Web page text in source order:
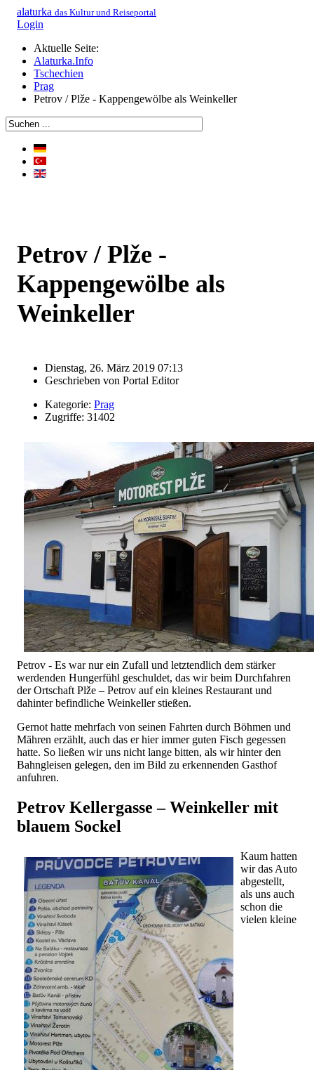
alaturka das Kultur und Reiseportal
Login
Aktuelle Seite:
Alaturka.Info
Tschechien
Prag
Petrov / Plže - Kappengewölbe als Weinkeller
Petrov / Plže -
Kappengewölbe als
Weinkeller
Dienstag, 26. März 2019 07:13
Geschrieben von Portal Editor
Kategorie: Prag
Zugriffe: 31402
Petrov - Es war nur ein Zufall und letztendlich dem stärker
werdenden Hungerfühl geschuldet, das wir beim Durchfahren
der Ortschaft Plže – Petrov auf ein kleines Restaurant und
dahinter befindliche Weinkeller stießen.
Gernot hatte mehrfach von seinen Fahrten durch Böhmen und
Mähren erzählt, auch das er hier immer guten Fisch gegessen
hatte. So ließen wir uns nicht lange bitten, als wir hinter den
Bahngleisen gelegen, den im Bild zu erkennenden Gasthof
anfuhren.
Petrov Kellergasse – Weinkeller mit
blauem Sockel
Kaum hatten
wir das Auto
abgestellt,
als uns auch
schon die
vielen kleine